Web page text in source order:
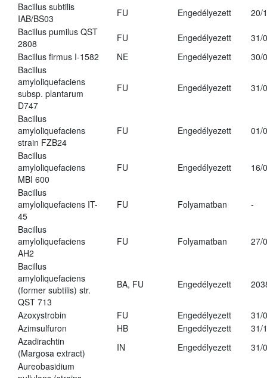
Bacillus subtilis
IAB/BS03
FU Engedélyezett
20/
Bacillus pumilus QST
2808
FU Engedélyezett
31/
Bacillus firmus I-1582
NE Engedélyezett
30/
Bacillus
amyloliquefaciens
subsp. plantarum
D747
FU Engedélyezett 31/
Bacillus
amyloliquefaciens
strain FZB24
FU Engedélyezett 01/
Bacillus
amyloliquefaciens
MBI 600
FU Engedélyezett 16/
Bacillus
amyloliquefaciens IT-
45
FU Folyamatban -
Bacillus
amyloliquefaciens
AH2
FU Folyamatban 27/
Bacillus
amyloliquefaciens
(former subtilis) str.
QST 713
BA, FU Engedélyezett
Azoxystrobin FU Engedélyezett
31/
Azimsulfuron
HB Engedélyezett
31/
Azadirachtin
(Margosa extract)
IN Engedélyezett
31/
Aureobasidium